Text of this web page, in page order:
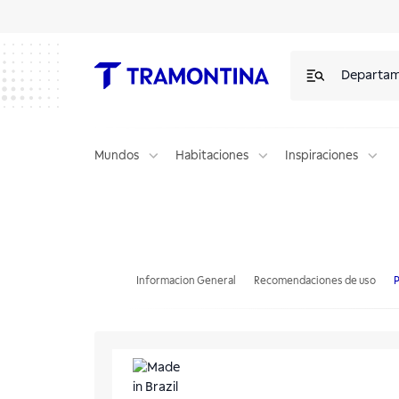
Mundos Habitaciones Inspiraciones
Informacion General Recomendaciones de uso